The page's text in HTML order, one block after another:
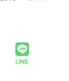
LINE